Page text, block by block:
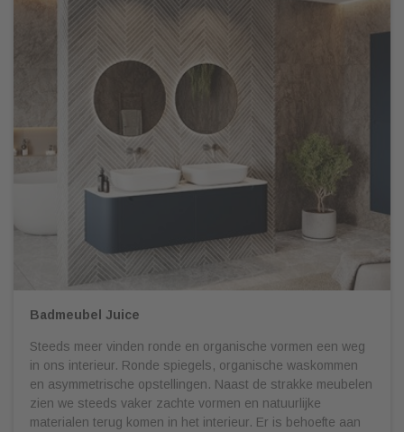
Badmeubel Juice
Steeds meer vinden ronde en organische vormen een weg
in ons interieur. Ronde spiegels, organische waskommen
en asymmetrische opstellingen. Naast de strakke meubelen
zien we steeds vaker zachte vormen en natuurlijke
materialen terug komen in het interieur. Er is behoefte aan